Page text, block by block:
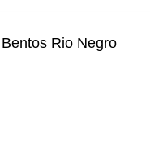
Rio Negro